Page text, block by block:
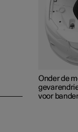
Onder de
voor